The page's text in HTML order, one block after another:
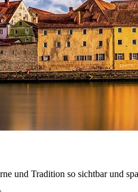
und Tradition so sichtbar und